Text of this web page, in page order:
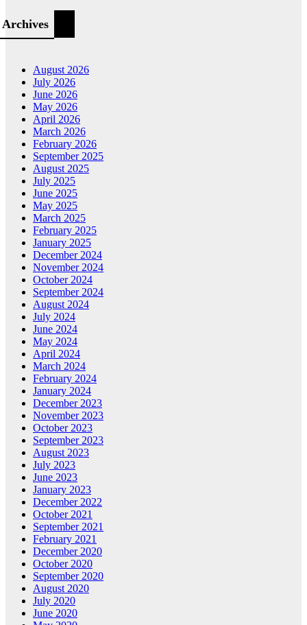
Archives
August 2026
July 2026
June 2026
May 2026
April 2026
March 2026
February 2026
September 2025
August 2025
July 2025
June 2025
May 2025
March 2025
February 2025
January 2025
December 2024
November 2024
October 2024
September 2024
August 2024
July 2024
June 2024
May 2024
April 2024
March 2024
February 2024
January 2024
December 2023
November 2023
October 2023
September 2023
August 2023
July 2023
June 2023
January 2023
December 2022
October 2021
September 2021
February 2021
December 2020
October 2020
September 2020
August 2020
July 2020
June 2020